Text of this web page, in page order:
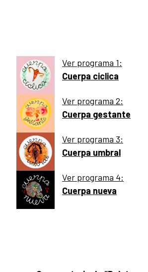
Ver programa 1:
Cuerpa ciclica
Ver programa 2:
Cuerpa gestante
Ver programa 3:
Cuerpa umbral
Ver programa 4:
Cuerpa nueva